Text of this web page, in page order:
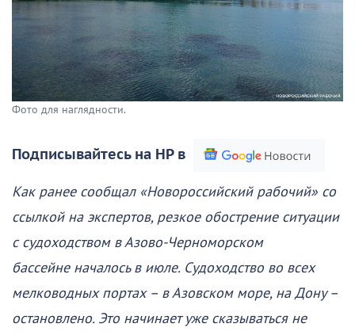
Фото для наглядности.
Подписывайтесь на НР в
Как ранее сообщал «Новороссийский рабочий» со
ссылкой на экспертов, резкое обострение ситуации
с судоходством в Азово-Черноморском
бассейне началось в июле. Судоходство во всех
мелководных портах – в Азовском море, на Дону –
остановлено. Это начинает уже сказываться не